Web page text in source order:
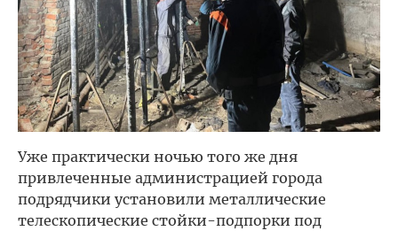
Уже практически ночью того же дня
привлеченные администрацией города
подрядчики установили металлические
телескопические стойки-подпорки под